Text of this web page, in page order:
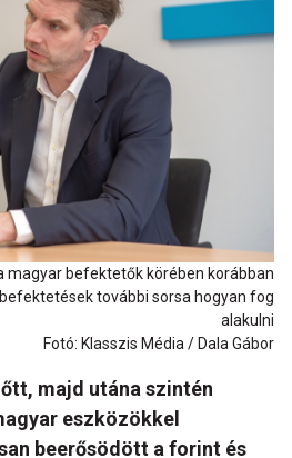
magyar befektetők körében korábban
további sorsa hogyan fog
alakulni
Fotó: Klasszis Média / Dala Gábor
majd utána szintén
eszközökkel
beerősödött a forint és